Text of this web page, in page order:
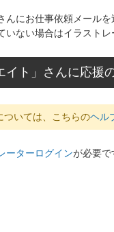
んにお仕事依頼メール
ない場合はイラストレ
ト」さんに応援
ついては、こちらのヘル
ーターログインが必要で